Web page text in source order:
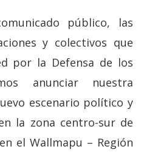
público, las
y colectivos que
por la Defensa de los
anunciar nuestra
escenario político y
la zona centro-sur de
el Wallmapu – Región